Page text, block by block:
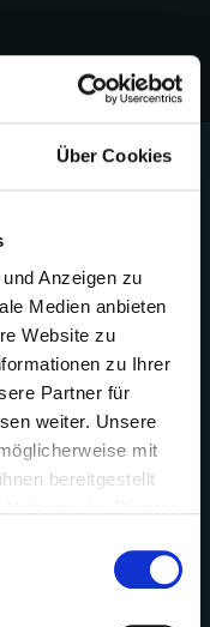
Über Cookies
Anzeigen zu
Medien anbieten
Website zu
zu Ihrer
Partner für
weiter. Unsere
mit
bereitgestellt